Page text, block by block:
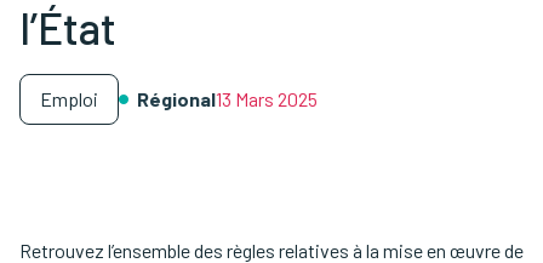
l’État
Emploi Régional13 Mars 2025
Retrouvez l’ensemble des règles relatives à la mise en œuvre de